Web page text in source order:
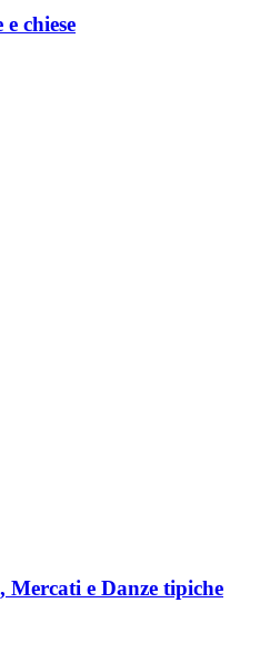
chiese
Mercati e Danze tipiche